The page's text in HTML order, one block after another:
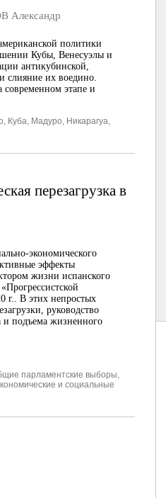
Александр
политики
Кубы, Венесуэлы и
антикубинской,
слияние их воедино.
этапе и
, Куба, Мадуро, Никарагуа,
перезагрузка в
экономического
эффекты
жизни испанского
г.. В этих непростых
руководство
и подъема жизненного
парламентские выборы,
и социальные